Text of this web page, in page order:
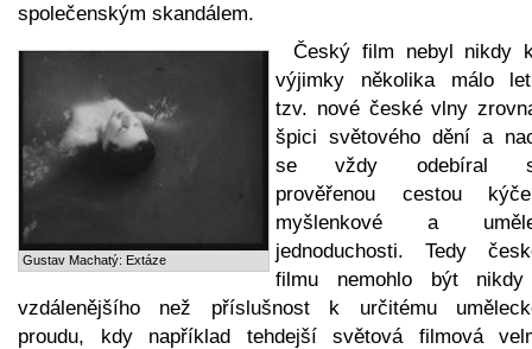
společenským skandálem.
Gustav Machatý: Extáze
Český film nebyl nikdy
výjimky několika málo
tzv. nové české vlny
špici světového dění a
se vždy odebíral
prověřenou cestou
myšlenkové a
jednoduchosti. Tedy
filmu nemohlo být
vzdálenějšího než příslušnost k určitému
proudu, kdy například tehdejší světová filmová